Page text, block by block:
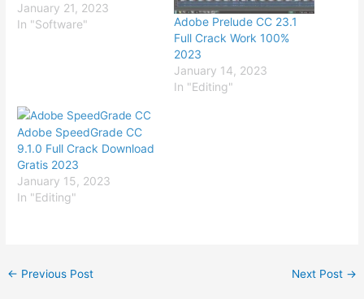
January 21, 2023
In "Software"
Adobe Prelude CC 23.1
Full Crack Work 100%
2023
January 14, 2023
In "Editing"
Adobe SpeedGrade CC
9.1.0 Full Crack Download
Gratis 2023
January 15, 2023
In "Editing"
← Previous Post Next Post →